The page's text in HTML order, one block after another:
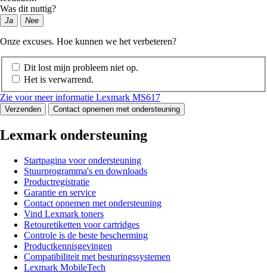
Was dit nuttig?
Ja Nee
Onze excuses. Hoe kunnen we het verbeteren?
Dit lost mijn probleem niet op.
Het is verwarrend.
Zie voor meer informatie Lexmark MS617
Verzenden Contact opnemen met ondersteuning
Lexmark ondersteuning
Startpagina voor ondersteuning
Stuurprogramma's en downloads
Productregistratie
Garantie en service
Contact opnemen met ondersteuning
Vind Lexmark toners
Retouretiketten voor cartridges
Controle is de beste bescherming
Productkennisgevingen
Compatibiliteit met besturingssystemen
Lexmark MobileTech